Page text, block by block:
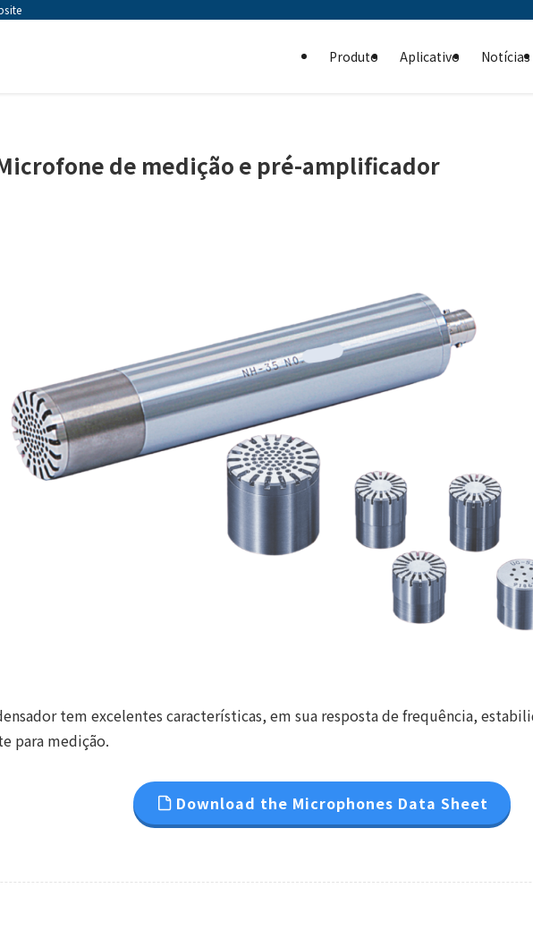
Produto Aplicativo Notícias
Microfone de medição e pré-amplificador
tem excelentes características, em sua resposta de frequência,
para medição.
Download the Microphones Data Sheet